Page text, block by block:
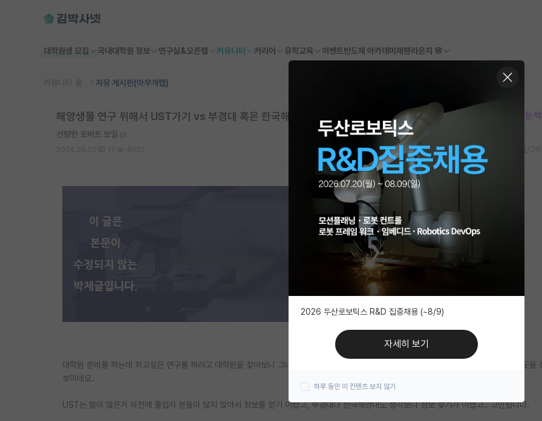
대학원생 모집 국내대학원 정보 연구실&오픈랩 커뮤니티 커리어 유학교육 이벤트반도체 아카데미 재팬라운지 🌸
커뮤니티 홈 자유 게시판(아무개랩)
본문이 수정되지 않는
해양생물 연구 위해서 UST가기 vs 부경대 혹은 한국해양대
선량한 로버트 보일
대학원 준비를 하는데 하고싶은 연구를 하려고 대학원을 찾아보니 그나마 관련 연구를 활발히 하는 연구진이 많이 포진된 쪽이 제목에 언급한 곳들
보이네요.
UST는 말이 많은거 이전에 졸업자 분들이 많지 않아서 정보를 얻기 어렵고, 부경대나 한국해양대도 생각보다 정보 찾기가 어렵고.. 고민됩니다.
2026 두산로보틱스 R&D 집중채용 (~8/9)
자세히 보기
하루 동안 이 컨텐츠 보지 않기